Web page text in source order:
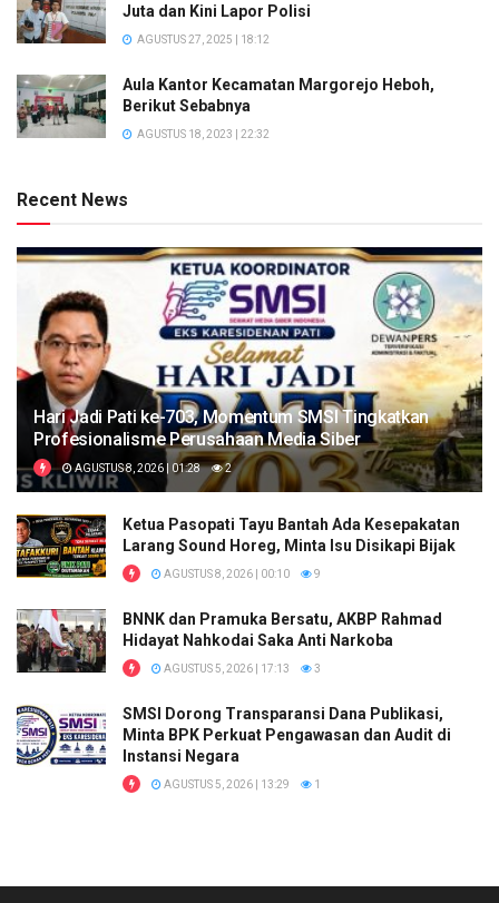
Juta dan Kini Lapor Polisi
AGUSTUS 27, 2025 | 18:12
Aula Kantor Kecamatan Margorejo Heboh,
Berikut Sebabnya
AGUSTUS 18, 2023 | 22:32
Recent News
Hari Jadi Pati ke-703, Momentum SMSI Tingkatkan
Profesionalisme Perusahaan Media Siber
AGUSTUS 8, 2026 | 01:28 2
Ketua Pasopati Tayu Bantah Ada Kesepakatan
Larang Sound Horeg, Minta Isu Disikapi Bijak
AGUSTUS 8, 2026 | 00:10 9
BNNK dan Pramuka Bersatu, AKBP Rahmad
Hidayat Nahkodai Saka Anti Narkoba
AGUSTUS 5, 2026 | 17:13 3
SMSI Dorong Transparansi Dana Publikasi,
Minta BPK Perkuat Pengawasan dan Audit di
Instansi Negara
AGUSTUS 5, 2026 | 13:29 1